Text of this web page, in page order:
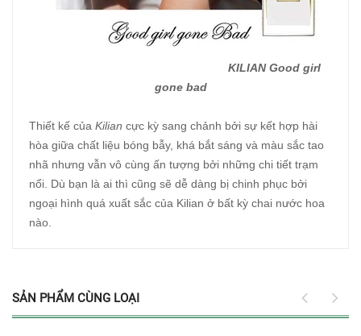
KILIAN Good girl
gone bad
Thiết kế của Kilian cực kỳ sang chảnh bởi sự kết hợp hài
hòa giữa chất liệu bóng bẫy, khá bắt sáng và màu sắc tao
nhã nhưng vẫn vô cùng ấn tượng bởi những chi tiết trạm
nổi. Dù bạn là ai thì cũng sẽ dễ dàng bị chinh phục bởi
ngoại hình quá xuất sắc của Kilian ở bất kỳ chai nước hoa
nào.
SẢN PHẨM CÙNG LOẠI